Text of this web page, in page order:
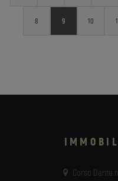
settore la capacità relazionale è il
il cliente. Oltre al professionista
8 9 10
Corso Dante